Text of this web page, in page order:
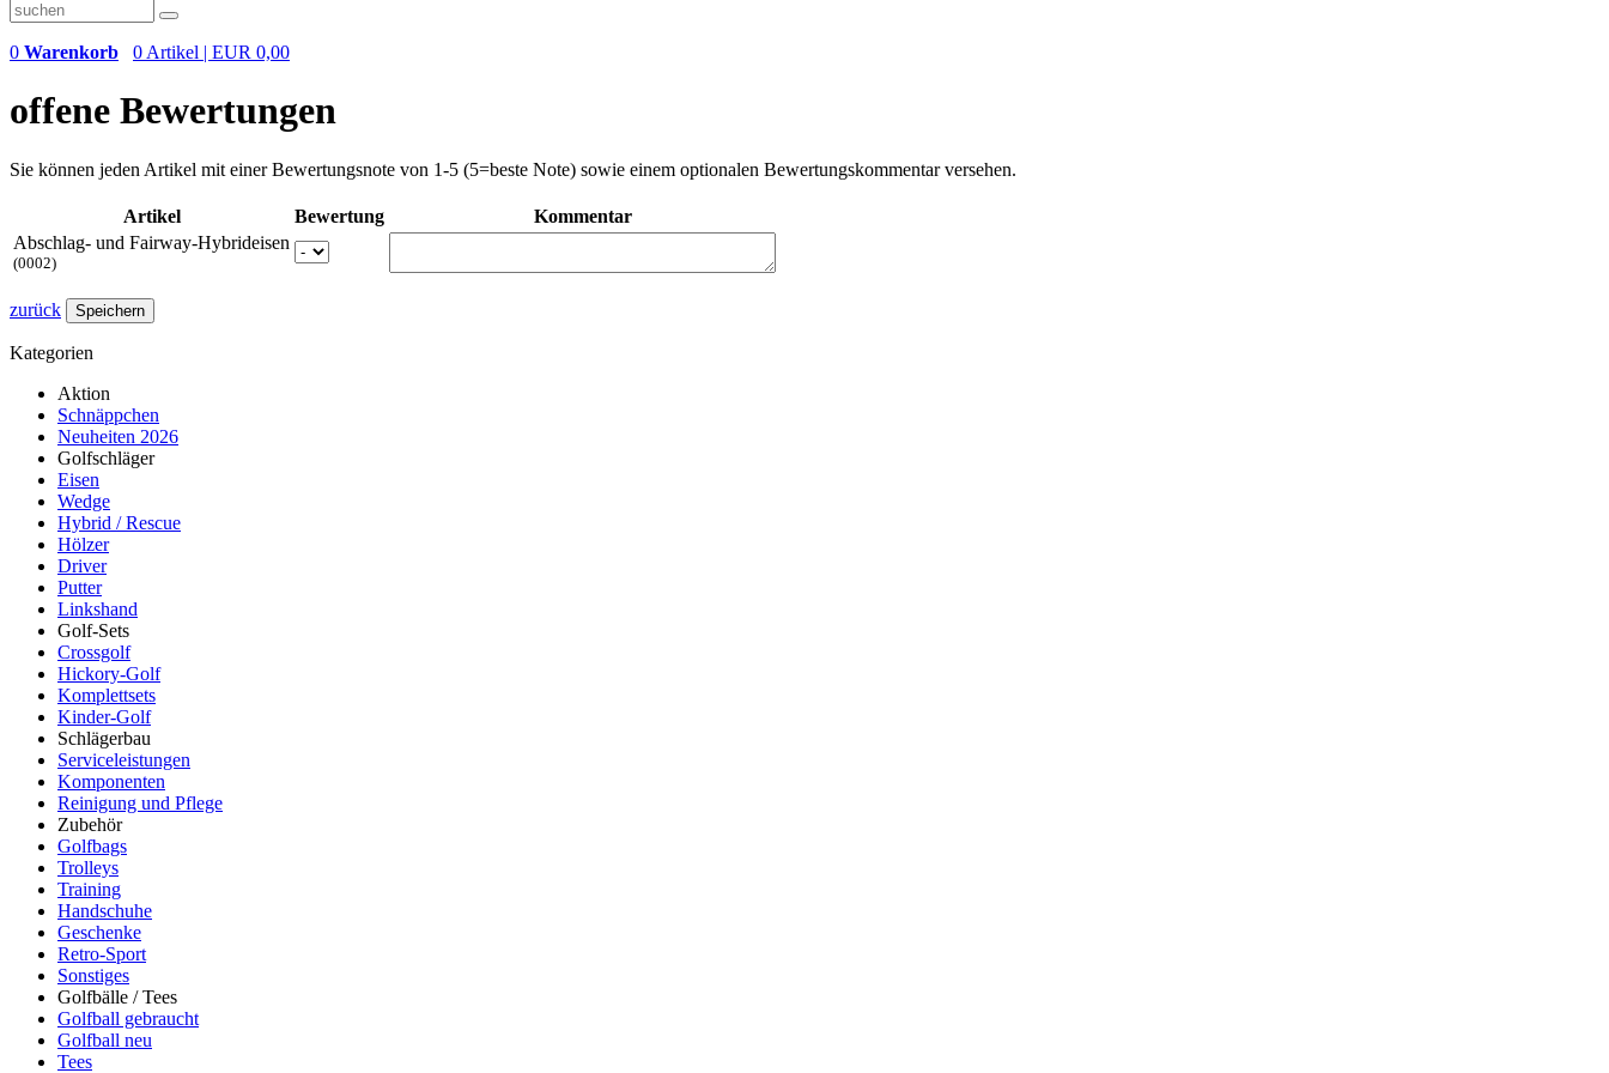
0 Warenkorb 0 Artikel | EUR 0,00
offene Bewertungen
Sie können jeden Artikel mit einer Bewertungsnote von 1-5 (5=beste Note) sowie einem optionalen Bewertungskommentar versehen.
Artikel Bewertung
Kommentar
Abschlag- und Fairway-Hybrideisen
(0002)
zurück Speichern
Kategorien
Aktion
Schnäppchen
Neuheiten 2026
Golfschläger
Eisen
Wedge
Hybrid / Rescue
Hölzer
Driver
Putter
Linkshand
Golf-Sets
Crossgolf
Hickory-Golf
Komplettsets
Kinder-Golf
Schlägerbau
Serviceleistungen
Komponenten
Reinigung und Pflege
Zubehör
Golfbags
Trolleys
Training
Handschuhe
Geschenke
Retro-Sport
Sonstiges
Golfbälle / Tees
Golfball gebraucht
Golfball neu
Tees